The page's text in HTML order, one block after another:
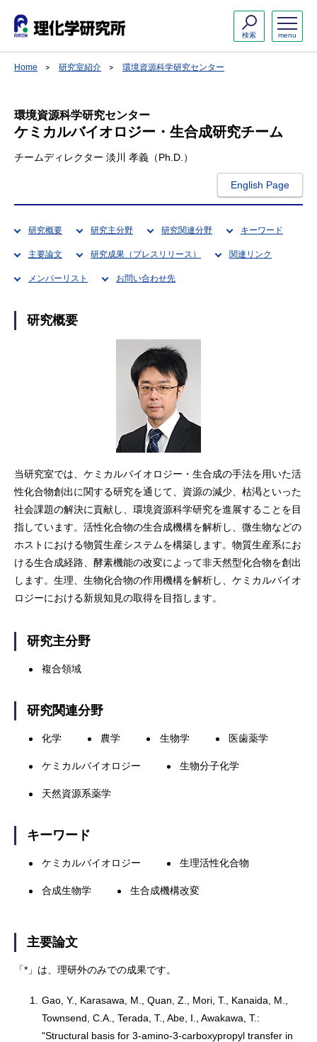
menu
検索
Home 研究室紹介 環境資源科学研究センター
環境資源科学研究センター
ケミカルバイオロジー・生合成研究チーム
チームディレクター 淡川 孝義（Ph.D.）
English Page
研究概要 研究主分野 研究関連分野 キーワード
主要論文 研究成果（プレスリリース） 関連リンク
メンバーリスト お問い合わせ先
研究概要
当研究室では、ケミカルバイオロジー・生合成の手法を用いた活
性化合物創出に関する研究を通じて、資源の減少、枯渇といった
社会課題の解決に貢献し、環境資源科学研究を進展することを目
指しています。活性化合物の生合成機構を解析し、微生物などの
ホストにおける物質生産システムを構築します。物質生産系にお
ける生合成経路、酵素機能の改変によって非天然型化合物を創出
します。生理、生物化合物の作用機構を解析し、ケミカルバイオ
ロジーにおける新規知見の取得を目指します。
研究主分野
複合領域
研究関連分野
化学 農学 生物学 医歯薬学
ケミカルバイオロジー 生物分子化学
天然資源系薬学
キーワード
ケミカルバイオロジー 生理活性化合物
合成生物学 生合成機構改変
主要論文
「*」は、理研外のみでの成果です。
1.
Gao, Y., Karasawa, M., Quan, Z., Mori, T., Kanaida, M.,
Townsend, C.A., Terada, T., Abe, I., Awakawa, T.:
"Structural basis for 3-amino-3-carboxypropyl transfer in